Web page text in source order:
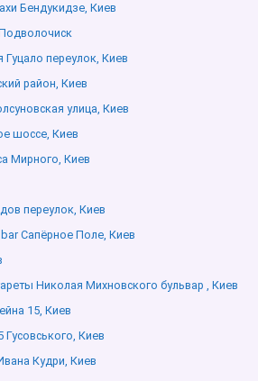
Бендукидзе, Киев
Гуцало переулок, Киев
район, Киев
улица, Киев
шоссе, Киев
Мирного, Киев
переулок, Киев
Сапёрное Поле, Киев
Николая Михновского бульвар , Киев
15, Киев
Киев
Кудри, Киев